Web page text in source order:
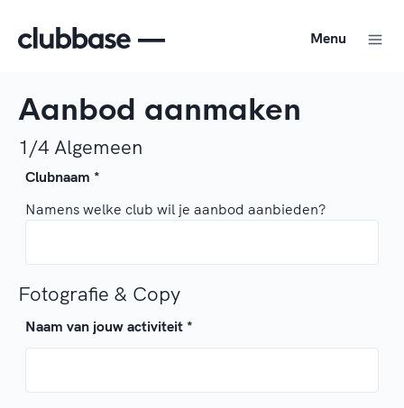
Menu
Aanbod aanmaken
1/4 Algemeen
Clubnaam *
Namens welke club wil je aanbod aanbieden?
Fotografie & Copy
Naam van jouw activiteit *